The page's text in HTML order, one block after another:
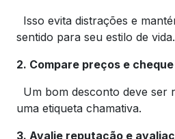
Isso evita distrações e
sentido para seu estilo de vida.
2. Compare preços e
Um bom desconto deve ser
uma etiqueta chamativa.
3. Avalie reputação e